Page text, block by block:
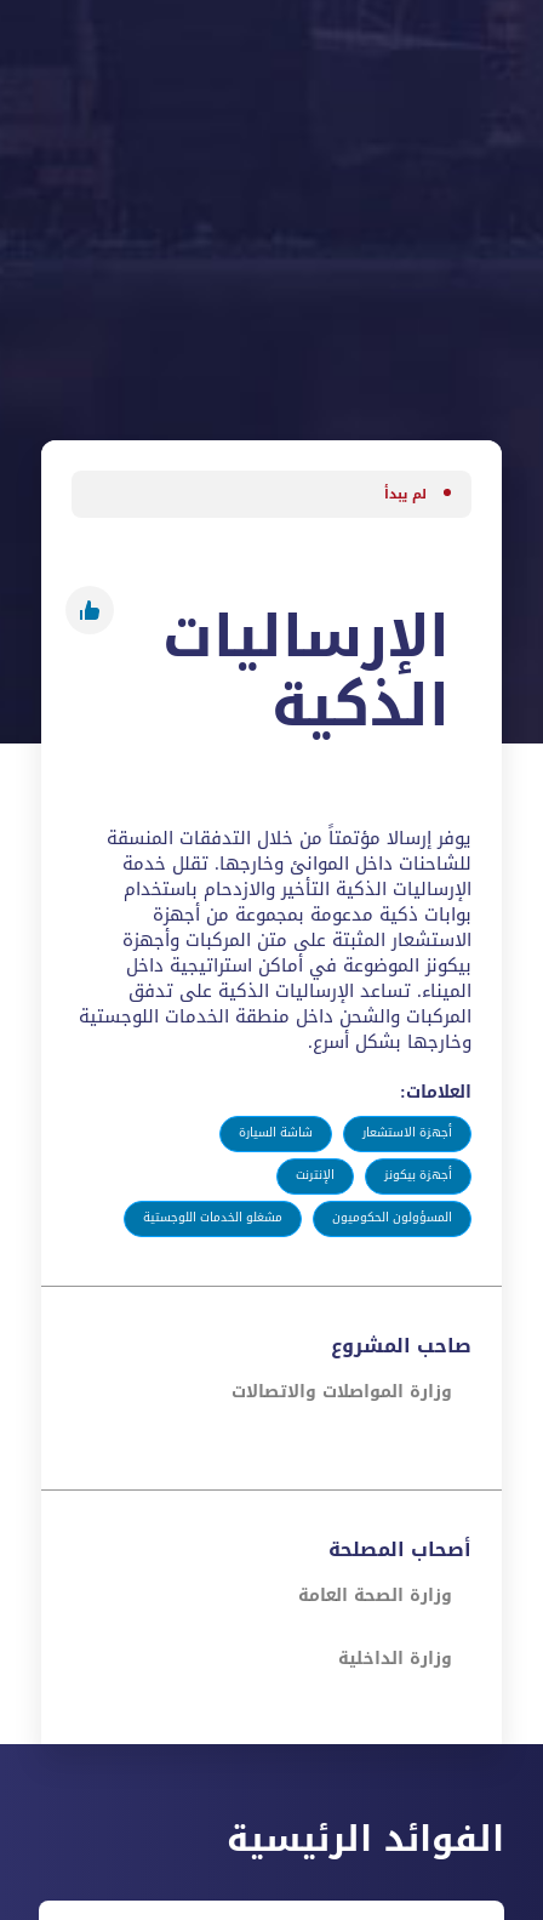
لم يبدأ
الإرساليات
الذكية
يوفر إرسالا مؤتمتاً من خلال التدفقات المنسقة
للشاحنات داخل الموانئ وخارجها. تقلل خدمة
الإرساليات الذكية التأخير والازدحام باستخدام
بوابات ذكية مدعومة بمجموعة من أجهزة
الاستشعار المثبتة على متن المركبات وأجهزة
بيكونز الموضوعة في أماكن استراتيجية داخل
الميناء. تساعد الإرساليات الذكية على تدفق
المركبات والشحن داخل منطقة الخدمات اللوجستية
وخارجها بشكل أسرع.
العلامات:
أجهزة الاستشعار
شاشة السيارة
أجهزة بيكونز
الإنترنت
المسؤولون الحكوميون
مشغلو الخدمات اللوجستية
صاحب المشروع
وزارة المواصلات والاتصالات
أصحاب المصلحة
وزارة الصحة العامة
وزارة الداخلية
الفوائد الرئيسية